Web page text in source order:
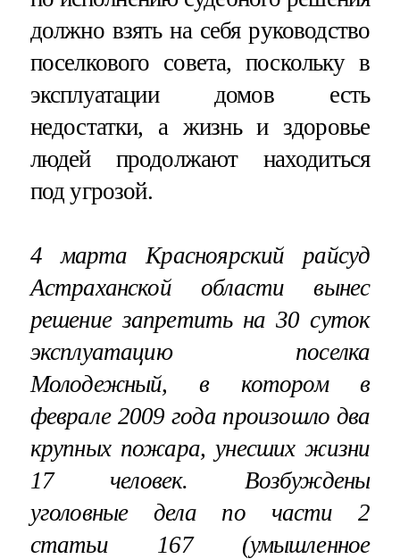
должно взять на себя руководство
поселкового совета, поскольку в
эксплуатации домов есть
недостатки, а жизнь и здоровье
людей продолжают находиться
под угрозой.
4 марта Красноярский райсуд
Астраханской области вынес
решение запретить на 30 суток
эксплуатацию поселка
Молодежный, в котором в
феврале 2009 года произошло два
крупных пожара, унесших жизни
17 человек. Возбуждены
уголовные дела по части 2
статьи 167 (умышленное